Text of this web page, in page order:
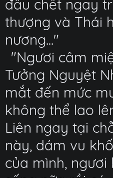
đầu chết ngay
thượng và Thái
nương..."
"Ngươi câm
Tưởng Nguyệt
mắt đến mức
không thể lao
Liên ngay tại
này, dám vu
của mình,